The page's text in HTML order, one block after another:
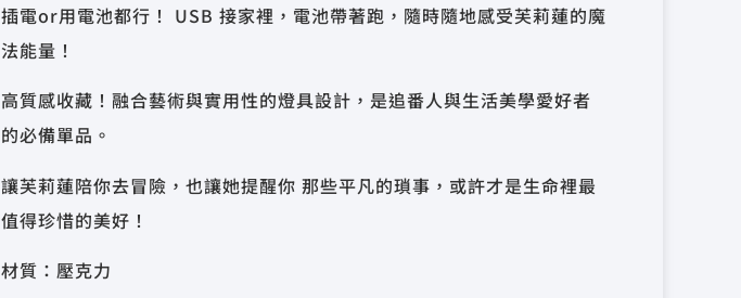
插電or用電池都行！ USB 接家裡，電池帶著跑，隨時隨地感受芙莉蓮的魔
法能量！
高質感收藏！融合藝術與實用性的燈具設計，是追番人與生活美學愛好者
的必備單品。
讓芙莉蓮陪你去冒險，也讓她提醒你 那些平凡的瑣事，或許才是生命裡最
值得珍惜的美好！
材質：壓克力